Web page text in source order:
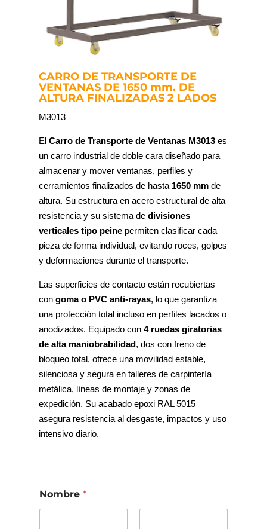
CARRO DE TRANSPORTE DE
VENTANAS DE 1650 mm. DE
ALTURA FINALIZADAS 2 LADOS
M3013
El Carro de Transporte de Ventanas M3013es
un carro industrial de doble cara diseñado para
almacenar y mover ventanas, perfiles y
cerramientos finalizados de hasta 1650 mmde
altura. Su estructura en acero estructural de alta
resistencia y su sistema de divisiones
verticales tipo peinepermiten clasificar cada
pieza de forma individual, evitando roces, golpes
y deformaciones durante el transporte.
Las superficies de contacto están recubiertas
con goma o PVC anti‑rayas, lo que garantiza
una protección total incluso en perfiles lacados o
anodizados. Equipado con 4 ruedas giratorias
de alta maniobrabilidad, dos con freno de
bloqueo total, ofrece una movilidad estable,
silenciosa y segura en talleres de carpintería
metálica, líneas de montaje y zonas de
expedición. Su acabado epoxi RAL 5015
asegura resistencia al desgaste, impactos y uso
intensivo diario.
Nombre *